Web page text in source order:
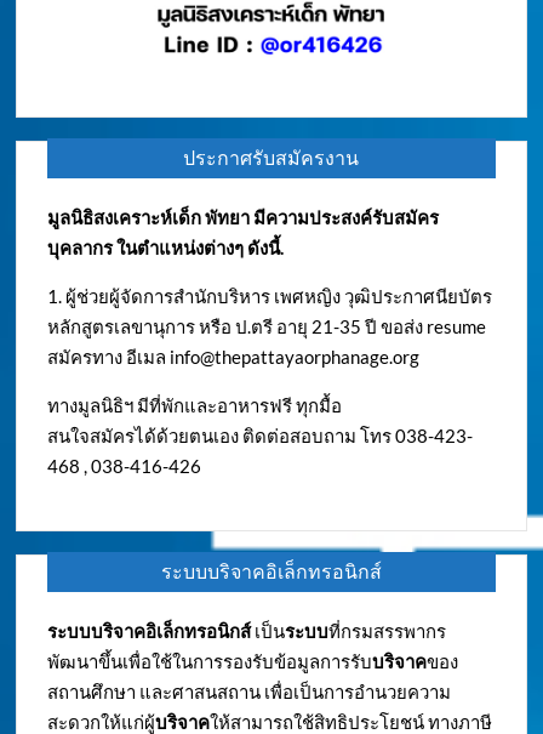
ประกาศรับสมัครงาน
มูลนิธิสงเคราะห์เด็ก พัทยา มีความประสงค์รับสมัคร
บุคลากร ในตำแหน่งต่างๆ ดังนี้.
1. ผู้ช่วยผู้จัดการสำนักบริหาร เพศหญิง วุฒิประกาศนียบัตร
หลักสูตรเลขานุการ หรือ ป.ตรี อายุ 21-35 ปี ขอส่ง resume
สมัครทาง อีเมล info@thepattayaorphanage.org
ทางมูลนิธิฯ มีที่พักและอาหารฟรี ทุกมื้อ
สนใจสมัครได้ด้วยตนเอง ติดต่อสอบถาม โทร 038-423-
468 , 038-416-426
ระบบบริจาคอิเล็กทรอนิกส์
ระบบบริจาคอิเล็กทรอนิกส์เป็นระบบที่กรมสรรพากร
พัฒนาขึ้นเพื่อใช้ในการรองรับข้อมูลการรับบริจาคของ
สถานศึกษา และศาสนสถาน เพื่อเป็นการอำนวยความ
สะดวกให้แก่ผู้บริจาคให้สามารถใช้สิทธิประโยชน์ ทางภาษี